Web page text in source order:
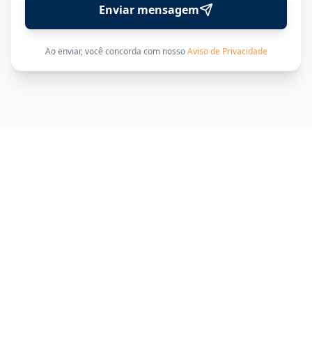
Enviar mensagem
Ao enviar, você concorda com nosso Aviso de Privacidade